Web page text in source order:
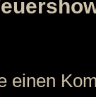
einen